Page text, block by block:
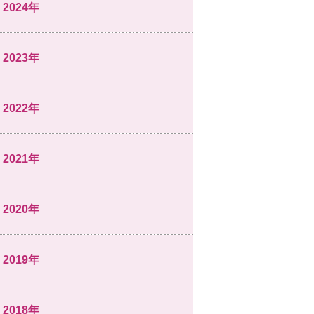
2024年
2023年
2022年
2021年
2020年
2019年
2018年